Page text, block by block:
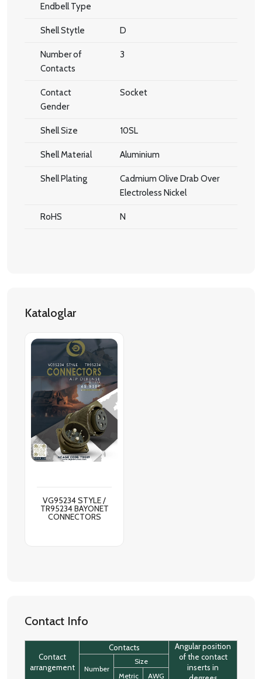
Endbell Type
Shell Stytle D
Number of
Contacts
3
Contact
Gender
Socket
Shell Size 10SL
Shell Material Aluminium
Shell Plating
Cadmium Olive Drab Over
Electroless Nickel
RoHS N
Kataloglar
VG95234 STYLE /
TR95234 BAYONET
CONNECTORS
Contact Info
Contact
arrangement
Contacts
Angular position
of the contact
inserts in
Number
Size
Metric
AWG